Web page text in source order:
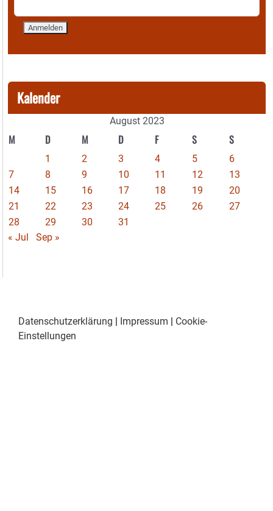
Kalender
August 2023
M D M D F S S
1 2 3 4 5
6
7
8 9 10 11 12
13
14
15 16 17 18 19
20
21
22 23 24 25 26
27
28
29 30
31
« Jul
Sep »
Datenschutzerklärung Impressum
Cookie-
Einstellungen